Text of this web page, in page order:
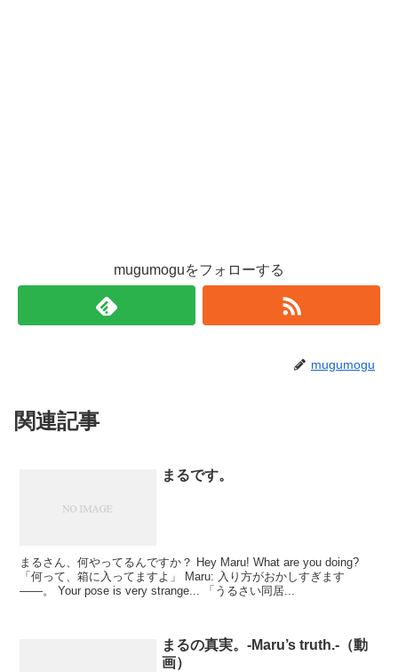
mugumoguをフォローする
mugumogu
関連記事
まるです。
まるさん、何やってるんですか？ Hey Maru! What are you doing?
「何って、箱に入ってますよ」 Maru: 入り方がおかしすぎます
――。 Your pose is very strange... 「うるさい同居...
まるの真実。-Maru’s truth.-（動
画）